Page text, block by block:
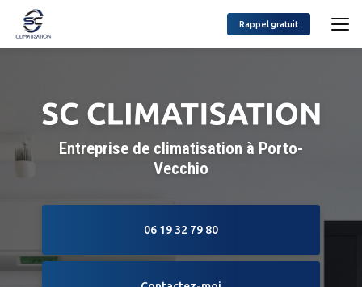
contenu
Rappel gratuit
Entreprise de climatisation à Porto-
Vecchio
06 19 32 79 80